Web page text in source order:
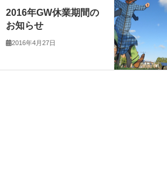
2016年GW休業期間の
お知らせ
2016年4月27日